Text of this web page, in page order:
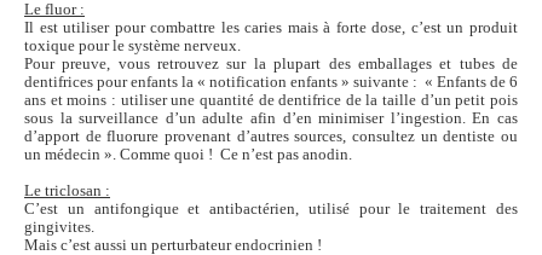
Le fluor :
Il est utiliser pour combattre les caries mais à forte dose, c’est un produit
toxique pour le système nerveux.
Pour preuve, vous retrouvez sur la plupart des emballages et tubes de
dentifrices pour enfants la « notification enfants » suivante : « Enfants de 6
ans et moins : utiliser une quantité de dentifrice de la taille d’un petit pois
sous la surveillance d’un adulte afin d’en minimiser l’ingestion. En cas
d’apport de fluorure provenant d’autres sources, consultez un dentiste ou
un médecin ». Comme quoi ! Ce n’est pas anodin.
Le triclosan :
C’est un antifongique et antibactérien, utilisé pour le traitement des
gingivites.
Mais c’est aussi un perturbateur endocrinien !